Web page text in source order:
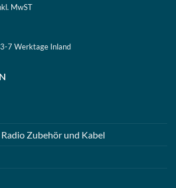
MwST
7 Werktage Inland
Zubehör und Kabel